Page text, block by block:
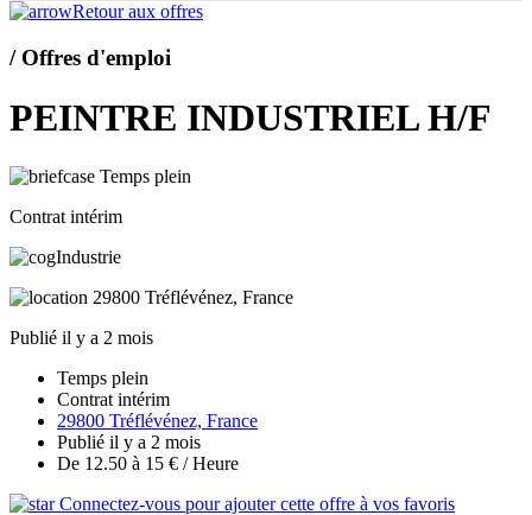
Retour aux offres
/ Offres d'emploi
PEINTRE INDUSTRIEL H/F
Temps plein
Contrat intérim
Industrie
29800 Tréflévénez, France
Publié il y a 2 mois
Temps plein
Contrat intérim
29800 Tréflévénez, France
Publié il y a 2 mois
De 12.50 à 15 € / Heure
Connectez-vous pour ajouter cette offre à vos favoris